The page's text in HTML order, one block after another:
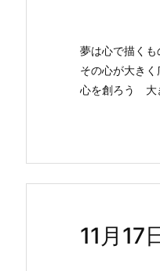
夢は心で描く
その心が大き
心を創ろう 大
11月17